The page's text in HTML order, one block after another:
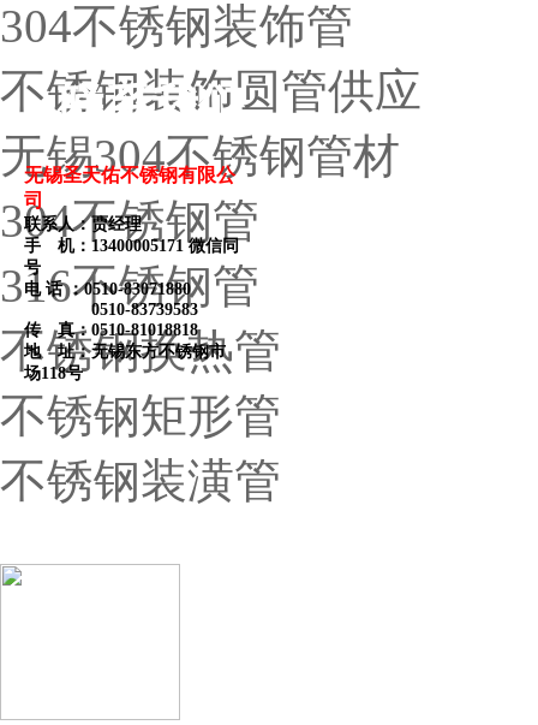
304不锈钢装饰管
不锈钢装饰圆管供应
无锡304不锈钢管材
304不锈钢管
316不锈钢管
不锈钢换热管
不锈钢矩形管
不锈钢装潢管
联系我们
无锡圣天佑不锈钢有限公
司
联系人：贾经理
手 机：13400005171 微信同
号
电 话 ：0510-83071880
0510-83739583
传 真：0510-81018818
地 址：无锡东方不锈钢市
场118号